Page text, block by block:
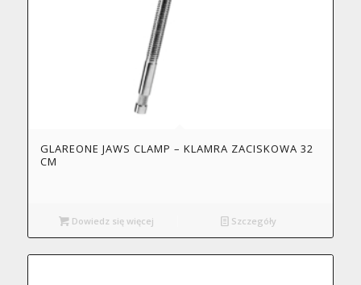
GLAREONE JAWS CLAMP – KLAMRA ZACISKOWA 32
CM
Dowiedz się więcej Szczegóły